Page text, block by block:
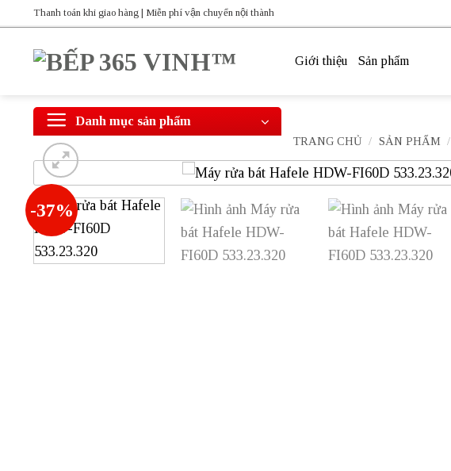
Thanh toán khi giao hàng | Miễn phí vận chuyển nội thành
Giới thiệu Sản phẩm
Danh mục sản phẩm
TRANG CHỦ / SẢN PHẨM /
-37%